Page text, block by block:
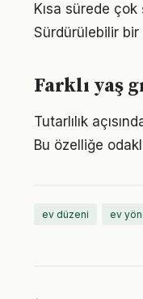
Kısa sürede
Sürdürülebilir
Farklı yaş
Tutarlılık
Bu özelliğe
ev düzeni ev